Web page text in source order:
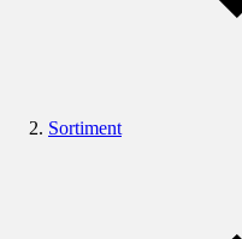
Sortiment